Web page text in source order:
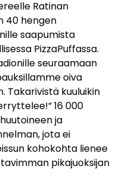
Ratinan
40 hengen
saapumista
PizzaPuffassa.
seuraamaan
oiva
Takarivistä kuuluikin
16 000
ja
jota ei
kohokohta lienee
pikajuoksijan